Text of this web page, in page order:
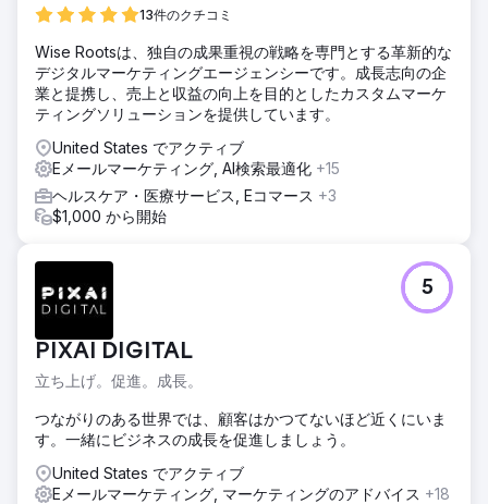
13件のクチコミ
Wise Rootsは、独自の成果重視の戦略を専門とする革新的な
デジタルマーケティングエージェンシーです。成長志向の企
業と提携し、売上と収益の向上を目的としたカスタムマーケ
ティングソリューションを提供しています。
United States でアクティブ
Eメールマーケティング, AI検索最適化 +15
ヘルスケア・医療サービス, Eコマース +3
$1,000 から開始
PIXAI DIGITAL
立ち上げ。促進。成長。
5
つながりのある世界では、顧客はかつてないほど近くにいま
す。一緒にビジネスの成長を促進しましょう。
United States でアクティブ
Eメールマーケティング, マーケティングのアドバイス +18